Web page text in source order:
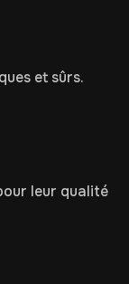
et sûrs.
leur qualité